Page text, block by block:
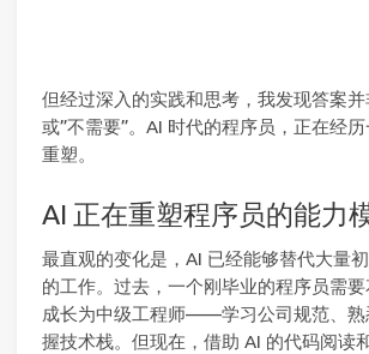
但经过深入的实践和思考，我发现答案并
或”不需要”。AI 时代的程序员，正在经
重塑。
AI 正在重塑程序员的能力
最直观的变化是，AI 已经能够替代大量
的工作。过去，一个刚毕业的程序员需
成长为中级工程师——学习公司规范、熟
握技术栈。但现在，借助 AI 的代码阅读